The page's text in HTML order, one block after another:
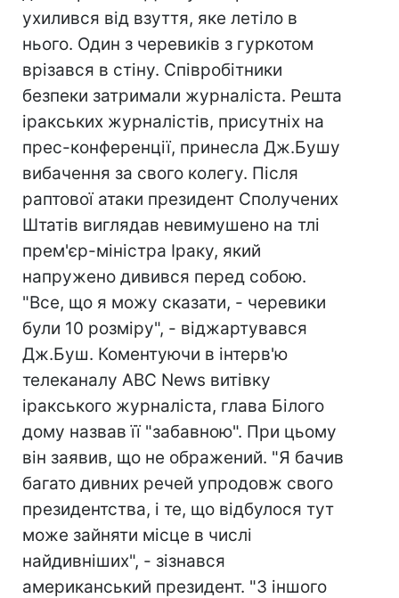
ухилився від взуття, яке летіло в
нього. Один з черевиків з гуркотом
врізався в стіну. Співробітники
безпеки затримали журналіста. Решта
іракських журналістів, присутніх на
прес-конференції, принесла Дж.Бушу
вибачення за свого колегу. Після
раптової атаки президент Сполучених
Штатів виглядав невимушено на тлі
прем'єр-міністра Іраку, який
напружено дивився перед собою.
"Все, що я можу сказати, - черевики
були 10 розміру", - віджартувався
Дж.Буш. Коментуючи в інтерв'ю
телеканалу ABC News витівку
іракського журналіста, глава Білого
дому назвав її "забавною". При цьому
він заявив, що не ображений. "Я бачив
багато дивних речей упродовж свого
президентства, і те, що відбулося тут
може зайняти місце в числі
найдивніших", - зізнався
американський президент. "З іншого